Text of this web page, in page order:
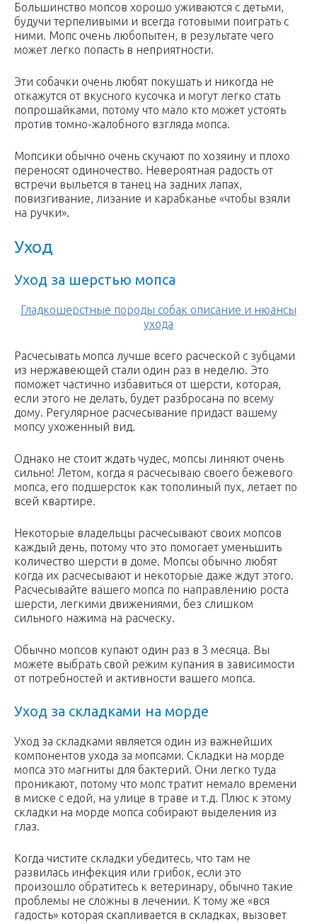
Большинство мопсов хорошо уживаются с детьми,
будучи терпеливыми и всегда готовыми поиграть с
ними. Мопс очень любопытен, в результате чего
может легко попасть в неприятности.
Эти собачки очень любят покушать и никогда не
откажутся от вкусного кусочка и могут легко стать
попрошайками, потому что мало кто может устоять
против томно-жалобного взгляда мопса.
Мопсики обычно очень скучают по хозяину и плохо
переносят одиночество. Невероятная радость от
встречи выльется в танец на задних лапах,
повизгивание, лизание и карабканье «чтобы взяли
на ручки».
Уход
Уход за шерстью мопса
Гладкошерстные породы собак описание и нюансы
ухода
Расчесывать мопса лучше всего расческой с зубцами
из нержавеющей стали один раз в неделю. Это
поможет частично избавиться от шерсти, которая,
если этого не делать, будет разбросана по всему
дому. Регулярное расчесывание придаст вашему
мопсу ухоженный вид.
Однако не стоит ждать чудес, мопсы линяют очень
сильно! Летом, когда я расчесываю своего бежевого
мопса, его подшерсток как тополиный пух, летает по
всей квартире.
Некоторые владельцы расчесывают своих мопсов
каждый день, потому что это помогает уменьшить
количество шерсти в доме. Мопсы обычно любят
когда их расчесывают и некоторые даже ждут этого.
Расчесывайте вашего мопса по направлению роста
шерсти, легкими движениями, без слишком
сильного нажима на расческу.
Обычно мопсов купают один раз в 3 месяца. Вы
можете выбрать свой режим купания в зависимости
от потребностей и активности вашего мопса.
Уход за складками на морде
Уход за складками является один из важнейших
компонентов ухода за мопсами. Складки на морде
мопса это магниты для бактерий. Они легко туда
проникают, потому что мопс тратит немало времени
в миске с едой, на улице в траве и т.д. Плюс к этому
складки на морде мопса собирают выделения из
глаз.
Когда чистите складки убедитесь, что там не
развилась инфекция или грибок, если это
произошло обратитесь к ветеринару, обычно такие
проблемы не сложны в лечении. К тому же «вся
гадость» которая скапливается в складках, вызовет